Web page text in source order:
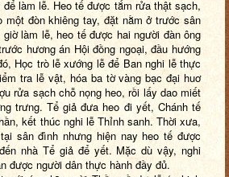
làm lễ. Heo tế được tắm rửa thật sạch,
một đòn khiêng tay, đặt nằm ở trước sân
làm lễ, heo tế được hai người đàn ông
hương án Hội đồng ngoại, đầu hướng
Học trò lễ xướng lễ để Ban nghi lễ thực
tra lễ vật, hóa ba tờ vàng bạc đại huơ
rửa sạch chỗ nọng heo, rồi lấy dao miết
trưng. Tể giả đưa heo đi yết, Chánh tế
kết thúc nghi lễ Thỉnh sanh. Thời xưa,
sân đình nhưng hiện nay heo tế được
nhà Tể giả để yết. Mặc dù vậy, nghi
được người dân thực hành đầy đủ.